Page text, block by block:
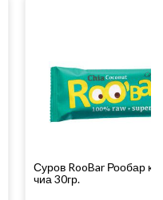
Суров RooBar Рообар
чиа 30гр.